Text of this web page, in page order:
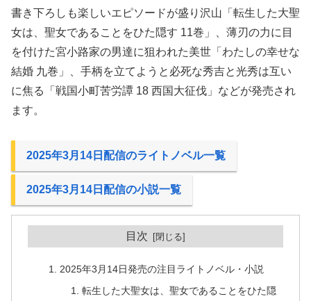
書き下ろしも楽しいエピソードが盛り沢山「転生した大聖
女は、聖女であることをひた隠す 11巻」、薄刃の力に目
を付けた宮小路家の男達に狙われた美世「わたしの幸せな
結婚 九巻」、手柄を立てようと必死な秀吉と光秀は互い
に焦る「戦国小町苦労譚 18 西国大征伐」などが発売され
ます。
2025年3月14日配信のライトノベル一覧
2025年3月14日配信の小説一覧
目次
2025年3月14日発売の注目ライトノベル・小説
転生した大聖女は、聖女であることをひた隠